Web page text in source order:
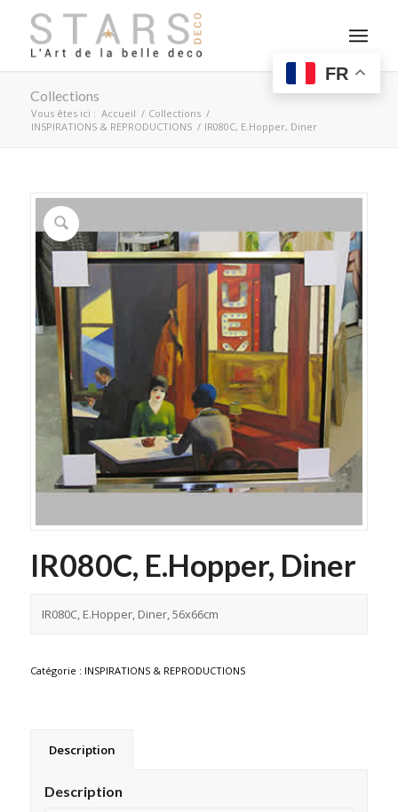
Collections
Vous êtes ici : Accueil / Collections /
INSPIRATIONS & REPRODUCTIONS / IR080C, E.Hopper, Diner
IR080C, E.Hopper, Diner
IR080C, E.Hopper, Diner, 56x66cm
Catégorie : INSPIRATIONS & REPRODUCTIONS
Description
Description
FR